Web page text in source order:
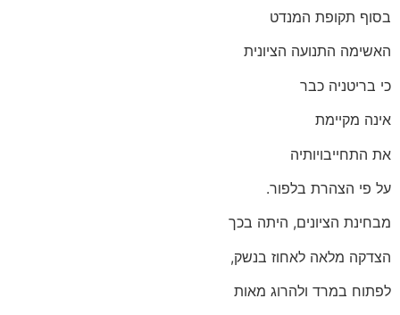
בסוף תקופת המנדט
האשימה התנועה הציונית
כי בריטניה כבר
אינה מקיימת
את התחייבויותיה
על פי הצהרת בלפור.
מבחינת הציונים, היתה בכך
הצדקה מלאה לאחוז בנשק,
לפתוח במרד ולהרוג מאות